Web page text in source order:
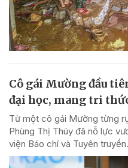
Cô gái Mường đầu
đại học, mang tri
Từ một cô gái Mường từng
Phùng Thị Thúy đã nỗ lực
viện Báo chí và Tuyên truyền.